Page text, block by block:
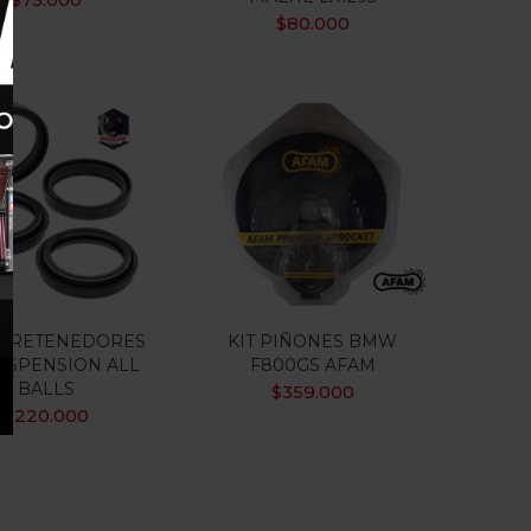
$80.000
RETENEDORES
ALL
BALLS
220.000
KIT PIÑONES BMW
F800GS AFAM
$359.000